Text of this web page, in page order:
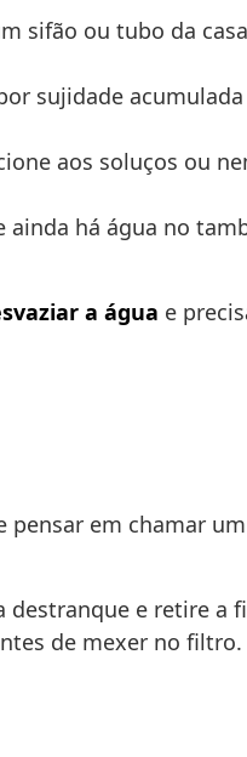
sifão ou tubo da
sujidade
aos soluços ou
ainda há água no
a água e
pensar em chamar
e retire a
de mexer no filtro.